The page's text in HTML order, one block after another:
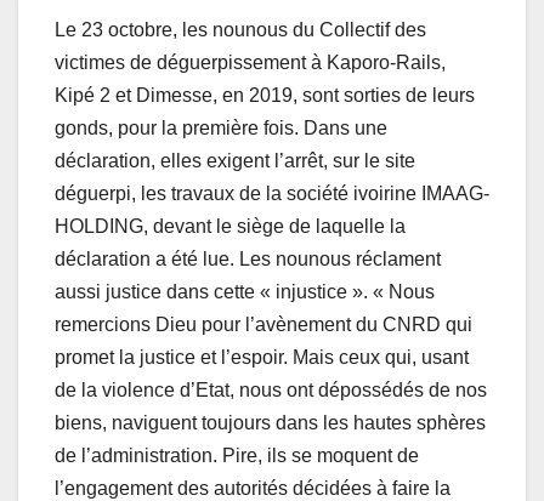
Le 23 octobre, les nounous du Collectif des
victimes de déguerpissement à Kaporo-Rails,
Kipé 2 et Dimesse, en 2019, sont sorties de leurs
gonds, pour la première fois. Dans une
déclaration, elles exigent l’arrêt, sur le site
déguerpi, les travaux de la société ivoirine IMAAG-
HOLDING, devant le siège de laquelle la
déclaration a été lue. Les nounous réclament
aussi justice dans cette « injustice ». « Nous
remercions Dieu pour l’avènement du CNRD qui
promet la justice et l’espoir. Mais ceux qui, usant
de la violence d’Etat, nous ont dépossédés de nos
biens, naviguent toujours dans les hautes sphères
de l’administration. Pire, ils se moquent de
l’engagement des autorités décidées à faire la